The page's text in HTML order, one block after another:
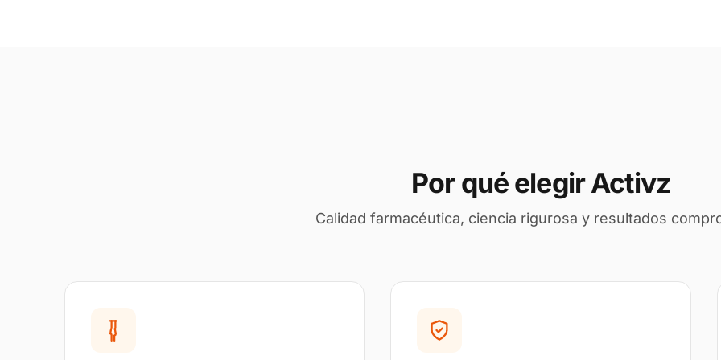
Por qué elegir Activz
Calidad farmacéutica, ciencia rigurosa y resultados